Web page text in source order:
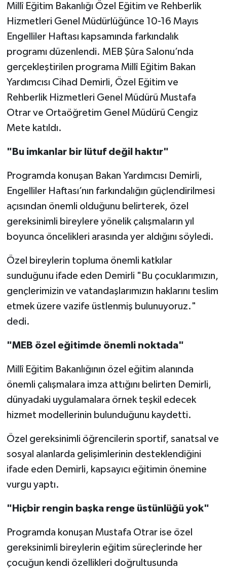
Millî Eğitim Bakanlığı Özel Eğitim ve Rehberlik
Hizmetleri Genel Müdürlüğünce 10-16 Mayıs
Engelliler Haftası kapsamında farkındalık
programı düzenlendi. MEB Şûra Salonu’nda
gerçekleştirilen programa Millî Eğitim Bakan
Yardımcısı Cihad Demirli, Özel Eğitim ve
Rehberlik Hizmetleri Genel Müdürü Mustafa
Otrar ve Ortaöğretim Genel Müdürü Cengiz
Mete katıldı.
"Bu imkanlar bir lütuf değil haktır"
Programda konuşan Bakan Yardımcısı Demirli,
Engelliler Haftası’nın farkındalığın güçlendirilmesi
açısından önemli olduğunu belirterek, özel
gereksinimli bireylere yönelik çalışmaların yıl
boyunca öncelikleri arasında yer aldığını söyledi.
Özel bireylerin topluma önemli katkılar
sunduğunu ifade eden Demirli "Bu çocuklarımızın,
gençlerimizin ve vatandaşlarımızın haklarını teslim
etmek üzere vazife üstlenmiş bulunuyoruz."
dedi.
"MEB özel eğitimde önemli noktada"
Millî Eğitim Bakanlığının özel eğitim alanında
önemli çalışmalara imza attığını belirten Demirli,
dünyadaki uygulamalara örnek teşkil edecek
hizmet modellerinin bulunduğunu kaydetti.
Özel gereksinimli öğrencilerin sportif, sanatsal ve
sosyal alanlarda gelişimlerinin desteklendiğini
ifade eden Demirli, kapsayıcı eğitimin önemine
vurgu yaptı.
"Hiçbir rengin başka renge üstünlüğü yok"
Programda konuşan Mustafa Otrar ise özel
gereksinimli bireylerin eğitim süreçlerinde her
çocuğun kendi özellikleri doğrultusunda
Siyaset
Spor